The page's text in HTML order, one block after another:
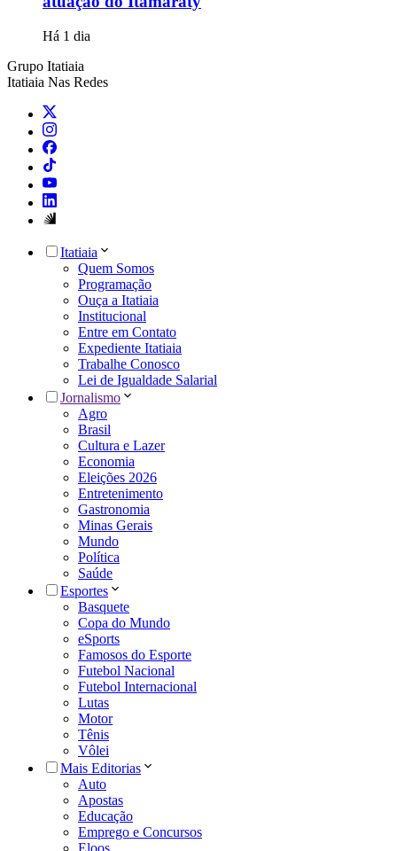
Há 1 dia
Grupo Itatiaia
Itatiaia Nas Redes
Itatiaia
Quem Somos
Programação
Ouça a Itatiaia
Institucional
Entre em Contato
Expediente Itatiaia
Trabalhe Conosco
Lei de Igualdade Salarial
Jornalismo
Agro
Brasil
Cultura e Lazer
Economia
Eleições 2026
Entretenimento
Gastronomia
Minas Gerais
Mundo
Política
Saúde
Esportes
Basquete
Copa do Mundo
eSports
Famosos do Esporte
Futebol Nacional
Futebol Internacional
Lutas
Motor
Tênis
Vôlei
Mais Editorias
Auto
Apostas
Educação
Emprego e Concursos
Eloos